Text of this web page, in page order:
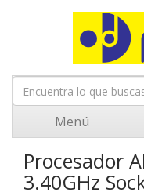
Menú
Procesador
3.40GHz